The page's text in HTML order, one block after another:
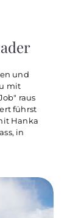
und
mit
raus
führst
Hanka
in